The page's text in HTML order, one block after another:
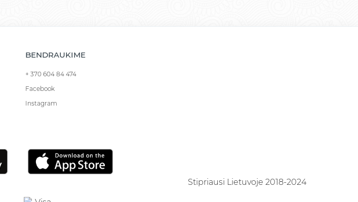
BENDRAUKIME
+ 370 604 84 474
Facebook
Instagram
Stipriausi Lietuvoje 2018-2024